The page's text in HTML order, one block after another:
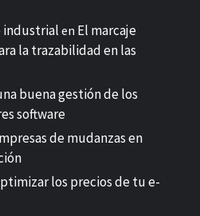
industrialen El marcaje
la trazabilidad en las
buena gestión de los
software
de mudanzas en
los precios de tu e-